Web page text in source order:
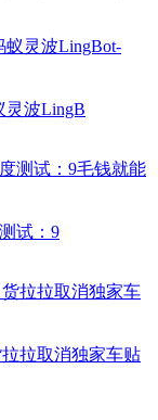
灵波LingB
试：9
拉取消独家车贴